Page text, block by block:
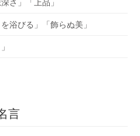
深さ」「上品」
を浴びる」「飾らぬ美」
言